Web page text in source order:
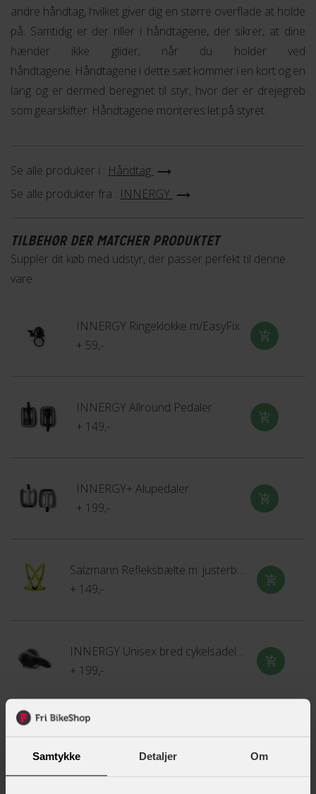
Samtykke Detaljer Om
andre håndtag, hvilket giver dig en større overflade at holde
på. Samtidig er der riller i håndtagene, der sikrer, at dine
hænder ikke glider, når du holder ved
håndtagene. Håndtagene i dette sæt kommer i en kort og en
lang og er dermed beregnet til styr, hvor der er drejegreb
som gearskifter. Håndtagene monteres let på styret.
Se alle produkter i : Håndtag
Se alle produkter fra : INNERGY
TILBEHØR DER MATCHER PRODUKTET
Suppler dit køb med udstyr, der passer perfekt til denne
vare
INNERGY Ringeklokke m/EasyFix
+ 59,-
INNERGY Allround Pedaler
+ 149,-
INNERGY+ Alupedaler
+ 199,-
Salzmann Refleksbælte m. justerbare stroppe
+ 149,-
INNERGY Unisex bred cykelsadel 90° Skum
+ 199,-
+ 199,-